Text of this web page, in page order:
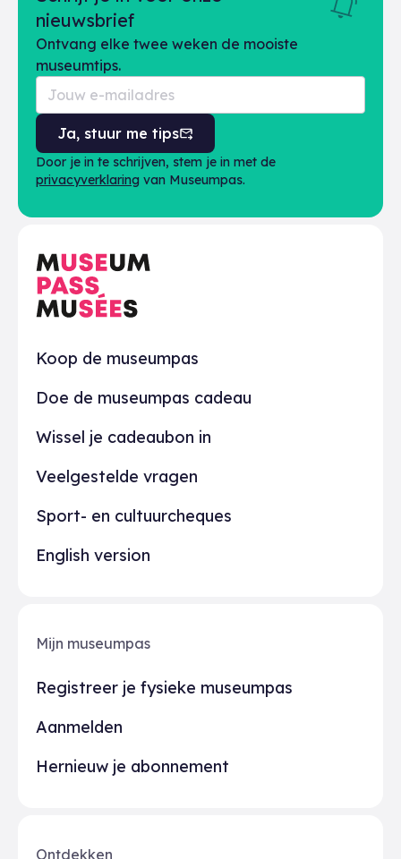
Praktisch
Koop de museumpas
Doe de museumpas cadeau
Wissel je cadeaubon in
Veelgestelde vragen
Sport- en cultuurcheques
English version
nieuwsbrief
Ontvang elke twee weken de mooiste
museumtips.
Ja, stuur me tips
Door je in te schrijven, stem je in met de
privacyverklaring van Museumpas.
Ontdekken
Mijn museumpas
Registreer je fysieke museumpas
Aanmelden
Hernieuw je abonnement